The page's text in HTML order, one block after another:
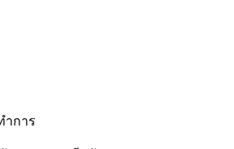
ำการ